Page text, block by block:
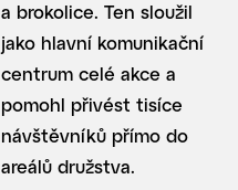
a brokolice. Ten sloužil
jako hlavní komunikační
centrum celé akce a
pomohl přivést tisíce
návštěvníků přímo do
areálů družstva.